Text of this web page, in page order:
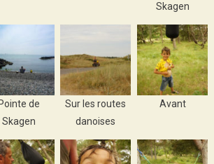
Skagen
Pointe de
Skagen
Sur les routes
danoises
Avant